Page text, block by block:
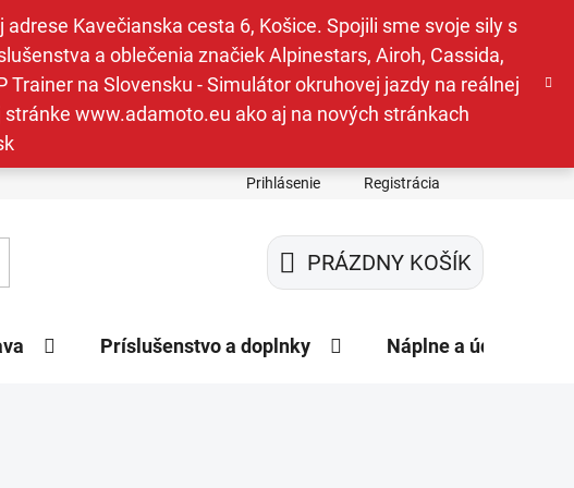
Kavečianska cesta 6, Košice. Spojili sme svoje sily s
a oblečenia značiek Alpinestars, Airoh, Cassida,
na Slovensku - Simulátor okruhovej jazdy na reálnej
www.adamoto.eu ako aj na nových stránkach
Prihlásenie Registrácia
NÁKUPNÝ
KOŠÍK
PRÁZDNY KOŠÍK
Príslušenstvo a doplnky Náplne a údržba